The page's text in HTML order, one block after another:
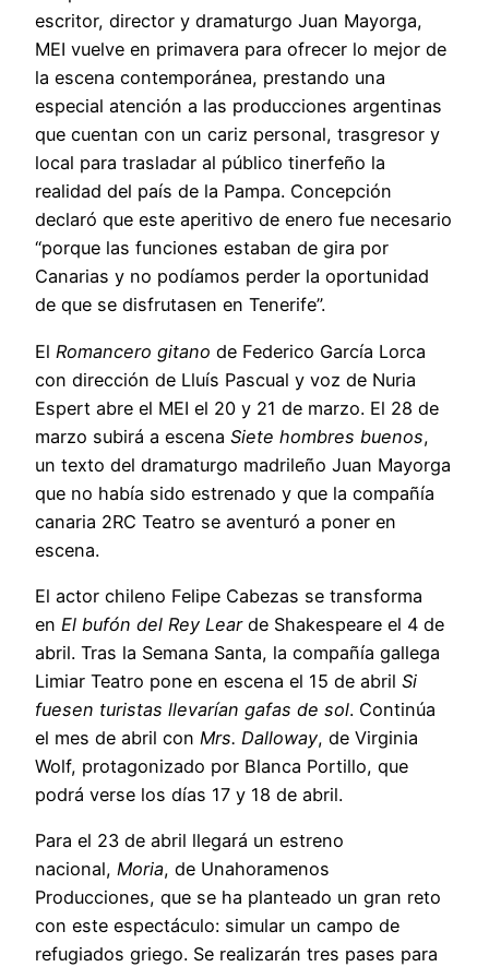
escritor, director y dramaturgo Juan Mayorga,
MEI vuelve en primavera para ofrecer lo mejor de
la escena contemporánea, prestando una
especial atención a las producciones argentinas
que cuentan con un cariz personal, trasgresor y
local para trasladar al público tinerfeño la
realidad del país de la Pampa. Concepción
declaró que este aperitivo de enero fue necesario
“porque las funciones estaban de gira por
Canarias y no podíamos perder la oportunidad
de que se disfrutasen en Tenerife”.
El Romancero gitano de Federico García Lorca
con dirección de Lluís Pascual y voz de Nuria
Espert abre el MEI el 20 y 21 de marzo. El 28 de
marzo subirá a escena Siete hombres buenos,
un texto del dramaturgo madrileño Juan Mayorga
que no había sido estrenado y que la compañía
canaria 2RC Teatro se aventuró a poner en
escena.
El actor chileno Felipe Cabezas se transforma
en El bufón del Rey Learde Shakespeare el 4 de
abril. Tras la Semana Santa, la compañía gallega
Limiar Teatro pone en escena el 15 de abril Si
fuesen turistas llevarían gafas de sol. Continúa
el mes de abril con Mrs. Dalloway, de Virginia
Wolf, protagonizado por Blanca Portillo, que
podrá verse los días 17 y 18 de abril.
Para el 23 de abril llegará un estreno
nacional, Moria, de Unahoramenos
Producciones, que se ha planteado un gran reto
con este espectáculo: simular un campo de
refugiados griego. Se realizarán tres pases para